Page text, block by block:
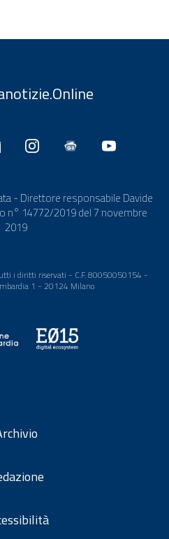
- Direttore responsabile Davide
n° 14772/2019 del 7 novembre
2019
i diritti riservati - C.F. 80050050154 -
1 - 20124 Milano